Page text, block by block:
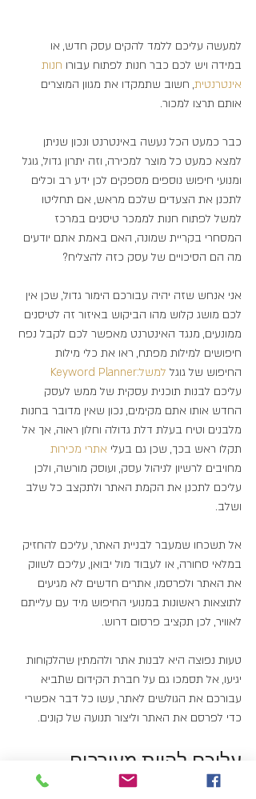
למעשה עליכם ללמד להקים עסק חדש, או
במידה ויש לכם כבר חנות לפתוח עבורו חנות
אינטרנטית, חשוב שתמקדו את מגוון המוצרים
אותם תרצו למכור.
כבר כמעט הכל נעשה באינטרנט ונכון שניתן
למצא כמעט כל מוצר למכירה, וזה יתרון גדול, גוגל
ומנועי חיפוש נוספים מספקים לכן ידע רב וכלים
לתכנן את הצעדים שלכם מראש, אם תחליטו
למשל לפתוח חנות לממכר טיסנים במרכז
המסחרי בקריית שמונה, האם באמת אתם יודעים
מה הם הסיכויים של עסק כזה להצליח?
אני אנחש שזה יהיה עבורכם הימור גדול, שכן אין
לכם מושג קלוש מהו הביקוש באיזור זה לטיסנים
ממונעים, מנגד האינטרנט מאפשר לכם לקבל נפח
חיפושים למילות מפתח, ראו את כלי מילות
החיפוש של גוגל למשל:Keyword Planner
עליכם לבנות תוכנית עסקית של ממש לעסק
החדש אותו אתם מקימים, נכון שאין מדובר בחנות
מלבנים וטיח בעלת דלת גדולה וחלון ראוה, אך אל
תקלו ראש בכך, שכן גם בעלי אתרי מכירות
מחויבים לרשיון לניהול עסק, ועוסק מורשה, ולכן
עליכם לתכנן את הקמת האתר ולתקצב כל שלב
ושלב.
אל תשכחו שמעבר לבניית האתר, עליכם להחזיק
במלאי סחורה, או לעבוד מול יבואן, עליכם לשווק
את האתר ולפרסמו, אתרים חדשים לא מגיעים
לתוצאות ראשונות במנועי החיפוש מיד עם עלייתם
לאוויר, לכן תקציב פרסום דרוש.
טעות נפוצה היא לבנות אתר ולהמתין שהלקוחות
יגיעו, אל תסמכו גם על חברת הקידום שתביא
עבורכם את הגולשים לאתר, עשו כל דבר אפשרי
כדי לפרסם את האתר וליצור תנועה של קונים.
עליכם להיות מעורבים
בבניית האתר לפרטי